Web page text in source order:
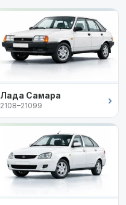
Лада Самара
2108–21099 ›